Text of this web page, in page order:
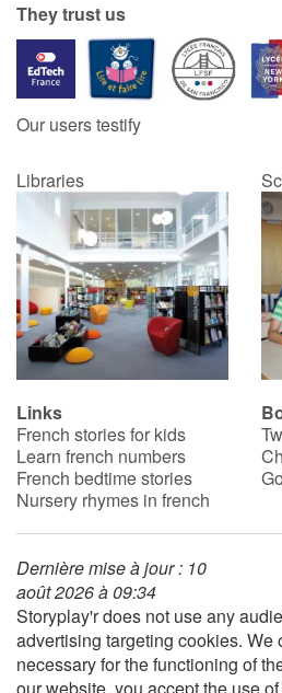
They trust us
Our users testify
Libraries
Links
French stories for kids
Learn french numbers
French bedtime stories
Nursery rhymes in french
Dernière mise à jour : 10
août 2026 à 09:34
Storyplay'r does not use any
advertising targeting cookies. We
necessary for the functioning of